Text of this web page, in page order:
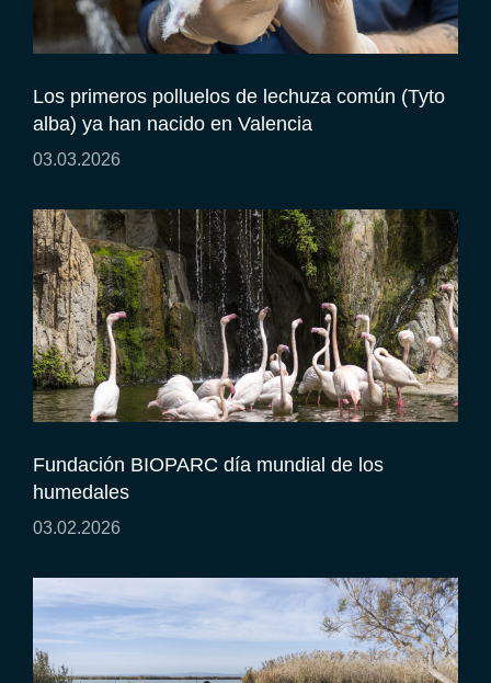
Los primeros polluelos de lechuza común (Tyto
alba) ya han nacido en Valencia
03.03.2026
Fundación BIOPARC día mundial de los
humedales
03.02.2026